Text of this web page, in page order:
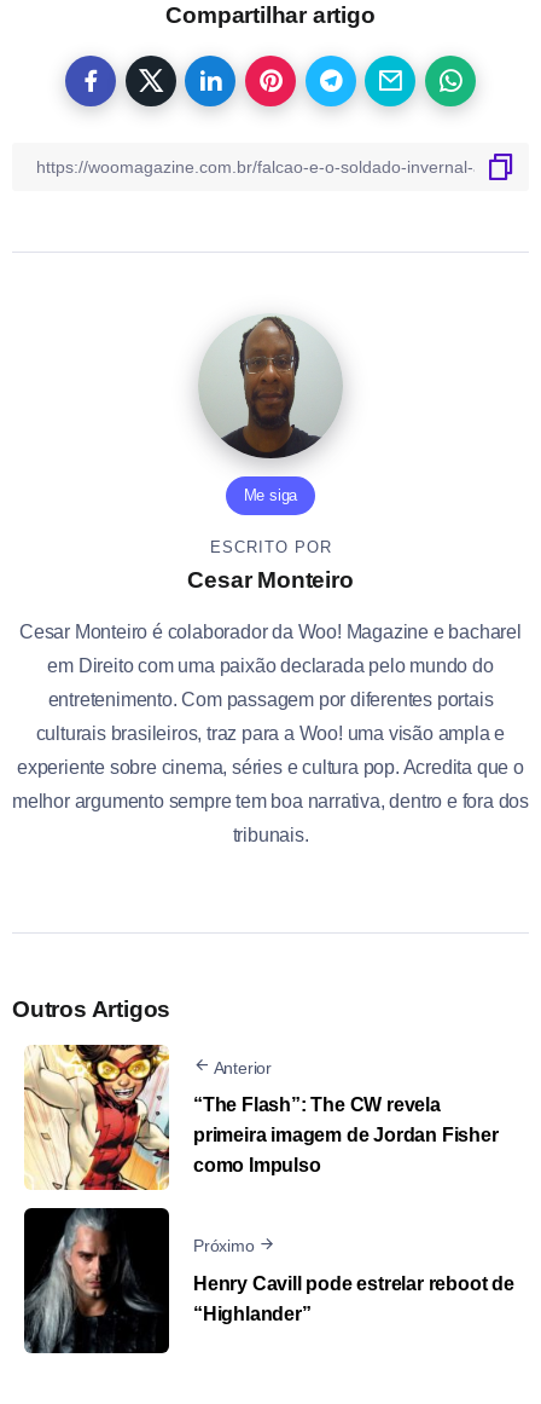
Compartilhar artigo
Me siga
ESCRITO POR
Cesar Monteiro
Cesar Monteiro é colaborador da Woo! Magazine e bacharel
em Direito com uma paixão declarada pelo mundo do
entretenimento. Com passagem por diferentes portais
culturais brasileiros, traz para a Woo! uma visão ampla e
experiente sobre cinema, séries e cultura pop. Acredita que o
melhor argumento sempre tem boa narrativa, dentro e fora dos
tribunais.
Outros Artigos
Anterior
“The Flash”: The CW revela
primeira imagem de Jordan Fisher
como Impulso
Próximo
Henry Cavill pode estrelar reboot de
“Highlander”